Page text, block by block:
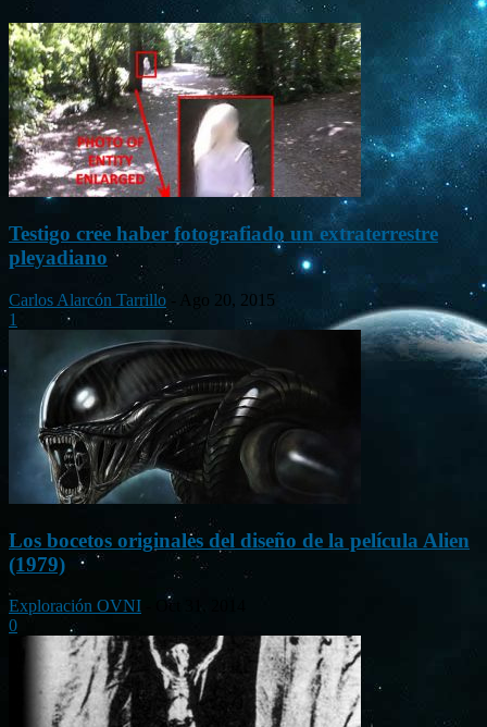
Testigo cree haber fotografiado un extraterrestre
pleyadiano
Carlos Alarcón Tarrillo
Ago 20, 2015
1
Los bocetos originales del diseño de la película Alien
(1979)
Exploración OVNI
Oct 31, 2014
0